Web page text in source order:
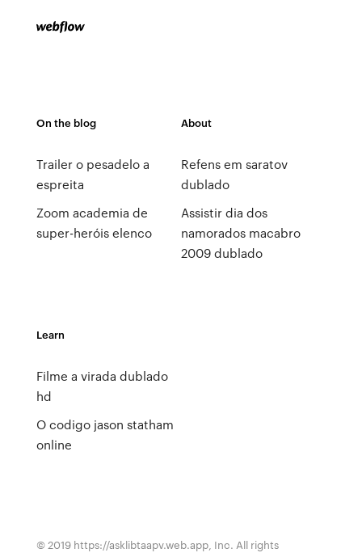
On the blog
Trailer o pesadelo a
espreita
Zoom academia de
super-heróis elenco
About
Refens em saratov
dublado
Assistir dia dos
namorados macabro
2009 dublado
Learn
Filme a virada dublado
hd
O codigo jason statham
online
© 2019 https://asklibtaapv.web.app, Inc. All rights